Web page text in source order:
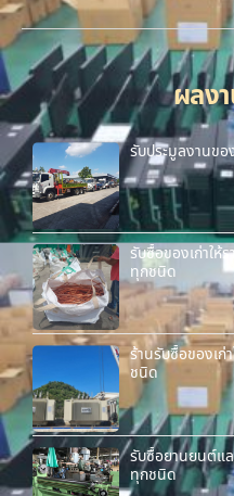
ผลง
รับประมูลงานขอ
รับซื้อของเก่าให้
ทุกชนิด
ร้านรับซื้อของเก่
ชนิด
รับซื้อยานยนต์แล
ทุกชนิด